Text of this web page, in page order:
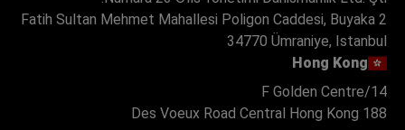
Fatih Sultan Mehmet Mahallesi Poligon Caddesi, Buyaka 2
34770 Ümraniye, Istanbul
Hong Kong
14/F Golden Centre
188 Des Voeux Road Central Hong Kong